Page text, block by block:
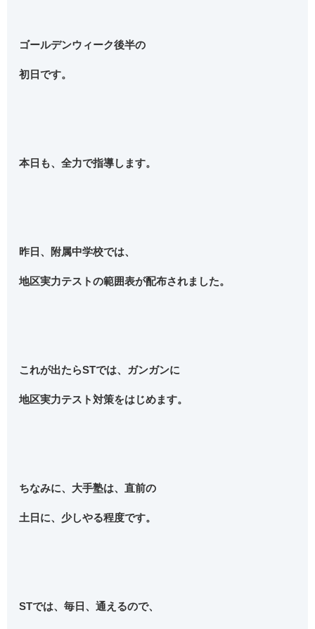
ゴールデンウィーク後半の
初日です。
本日も、全力で指導します。
昨日、附属中学校では、
地区実力テストの範囲表が配布されました。
これが出たらSTでは、ガンガンに
地区実力テスト対策をはじめます。
ちなみに、大手塾は、直前の
土日に、少しやる程度です。
STでは、毎日、通えるので、